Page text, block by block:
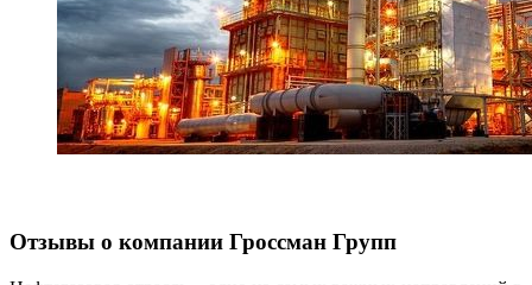
Отзывы о компании Гроссман Групп